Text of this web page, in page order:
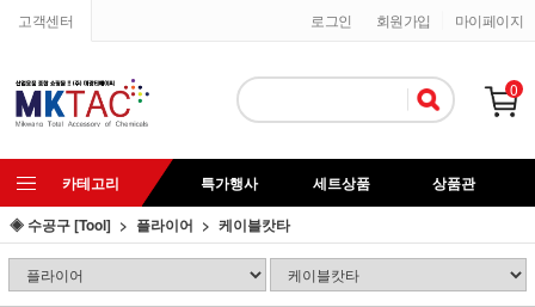
고객센터 마이페이지
회원가입
로그인
0
카테고리 특가행사 세트상품
상품관
◈ 수공구 [Tool]
플라이어 케이블캇타